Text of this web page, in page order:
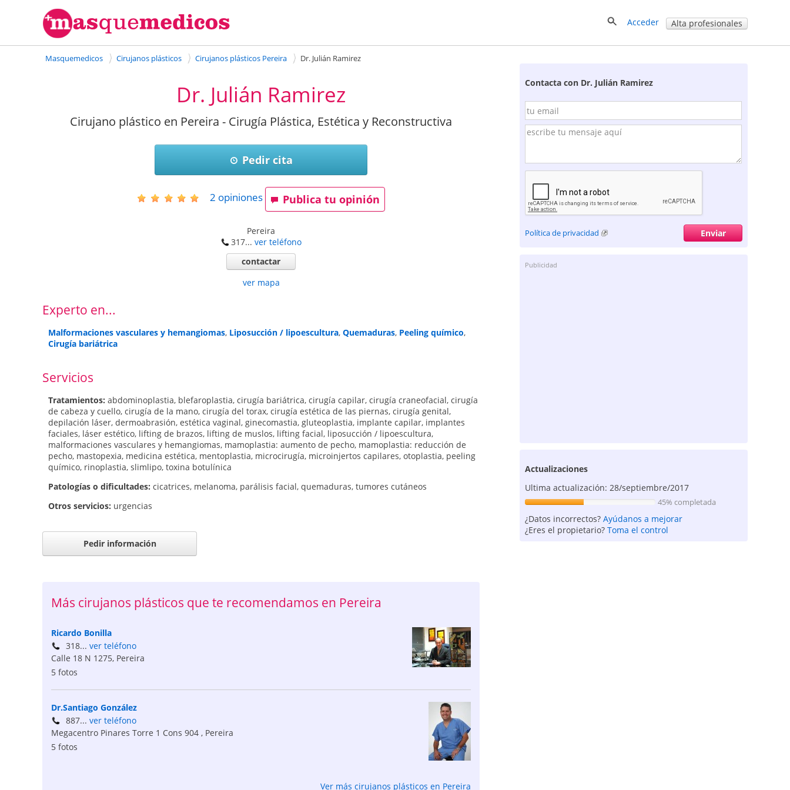
Acceder Alta profesionales
Masquemedicos Cirujanos plásticos Cirujanos plásticos Pereira Dr. Julián Ramirez
Dr. Julián Ramirez
Cirujano plástico en Pereira - Cirugía Plástica, Estética y Reconstructiva
Pedir cita
2 opiniones Publica tu opinión
Pereira
317... ver teléfono
contactar
ver mapa
Experto en...
Malformaciones vasculares y hemangiomas, Liposucción / lipoescultura, Quemaduras, Peeling químico,
Cirugía bariátrica
Servicios
Tratamientos: abdominoplastia, blefaroplastia, cirugía bariátrica, cirugía capilar, cirugía craneofacial, cirugía
de cabeza y cuello, cirugía de la mano, cirugía del torax, cirugía estética de las piernas, cirugía genital,
depilación láser, dermoabrasión, estética vaginal, ginecomastia, gluteoplastia, implante capilar, implantes
faciales, láser estético, lifting de brazos, lifting de muslos, lifting facial, liposucción / lipoescultura,
malformaciones vasculares y hemangiomas, mamoplastia: aumento de pecho, mamoplastia: reducción de
pecho, mastopexia, medicina estética, mentoplastia, microcirugía, microinjertos capilares, otoplastia, peeling
químico, rinoplastia, slimlipo, toxina botulínica
Patologí­as o dificultades: cicatrices, melanoma, parálisis facial, quemaduras, tumores cutáneos
Otros servicios: urgencias
Pedir información
Más cirujanos plásticos que te recomendamos en Pereira
Ricardo Bonilla
318... ver teléfono
Calle 18 N 1275, Pereira
5 fotos
Dr.Santiago González
887... ver teléfono
Megacentro Pinares Torre 1 Cons 904 , Pereira
5 fotos
Ver más cirujanos plásticos en Pereira
Contacta con Dr. Julián Ramirez
Política de privacidad
Publicidad
Actualizaciones
Ultima actualización: 28/septiembre/2017
45% completada
¿Datos incorrectos?Ayúdanos a mejorar
¿Eres el propietario?Toma el control